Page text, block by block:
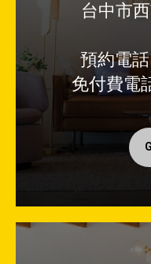
台中市
預約電
免付費電